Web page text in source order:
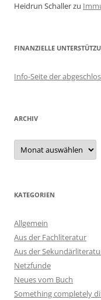
Heidrun Schallerzu
FINANZIELLE
Info-Seite der
ARCHIV
Archiv
KATEGORIEN
Allgemein
Aus der Fachliteratur
Aus der
Netzfunde
Neues vom Buch
Something completely